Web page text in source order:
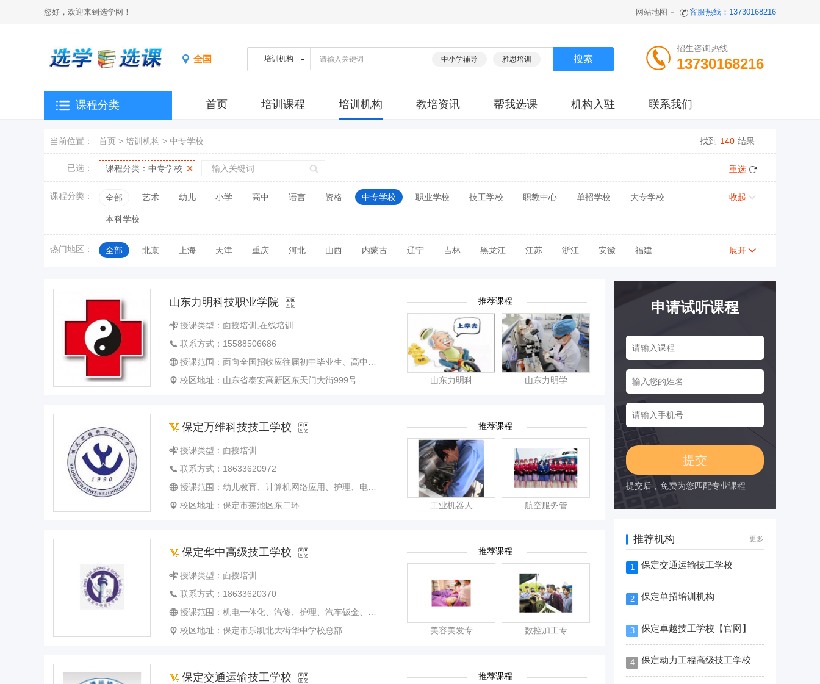
您好，欢迎来到选学网！ 网站地图 客服热线：13730168216
全国 中小学辅导 雅思培训
招生咨询热线
13730168216
课程分类 首页 培训课程 培训机构 教培资讯 帮我选课 机构入驻 联系我们
当前位置： 首页 > 培训机构 > 中专学校 找到 140 结果
已选： 课程分类： 中专学校 重选
课程分类： 全部 艺术 幼儿 小学 高中 语言 资格 中专学校 职业学校 技工学校 职教中心 单招学校 大专学校
本科学校
收起
热门地区： 全部 北京 上海 天津 重庆 河北 山西 内蒙古 辽宁 吉林 黑龙江 江苏 浙江 安徽 福建 展开
山东力明科技职业学院
授课类型：面授培训,在线培训
联系方式：15588506686
授课范围：面向全国招收应往届初中毕业生、高中毕业生或同等学历者。招生专业：护理学、助产、临床医学、口腔医学、中医学、针灸推拿、医学检验技术、医学影像技术、眼视光技术、药学、中药学、康复治疗等等
校区地址：山东省泰安高新区东天门大街999号
推荐课程
山东力明科 山东力明学
保定万维科技技工学校
授课类型：面授培训
联系方式：18633620972
授课范围：幼儿教育、计算机网络应用、护理、电子商务、汽车维修、电气自动化设备安装与维修等专业
校区地址：保定市莲池区东二环
推荐课程
工业机器人 航空服务管
保定华中高级技工学校
授课类型：面授培训
联系方式：18633620370
授课范围：机电一体化、汽修、护理、汽车钣金、汽车装饰与美容、焊工、数控车工、电工、美容美发、高尔夫、农机维修、食品加工、市场营销、电子商务
校区地址：保定市乐凯北大街华中学校总部
推荐课程
美容美发专 数控加工专
保定交通运输技工学校 推荐课程
申请试听课程
提交后，免费为您匹配专业课程
推荐机构 更多
1 保定交通运输技工学校
2 保定单招培训机构
3 保定卓越技工学校【官网】
4 保定动力工程高级技工学校